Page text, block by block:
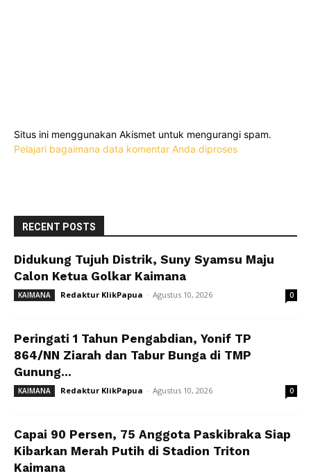
Situs ini menggunakan Akismet untuk mengurangi spam.
Pelajari bagaimana data komentar Anda diproses
RECENT POSTS
Didukung Tujuh Distrik, Suny Syamsu Maju
Calon Ketua Golkar Kaimana
KAIMANA Redaktur KlikPapua - Agustus 10, 2026 0
Peringati 1 Tahun Pengabdian, Yonif TP
864/NN Ziarah dan Tabur Bunga di TMP
Gunung...
KAIMANA Redaktur KlikPapua - Agustus 10, 2026 0
Capai 90 Persen, 75 Anggota Paskibraka Siap
Kibarkan Merah Putih di Stadion Triton
Kaimana